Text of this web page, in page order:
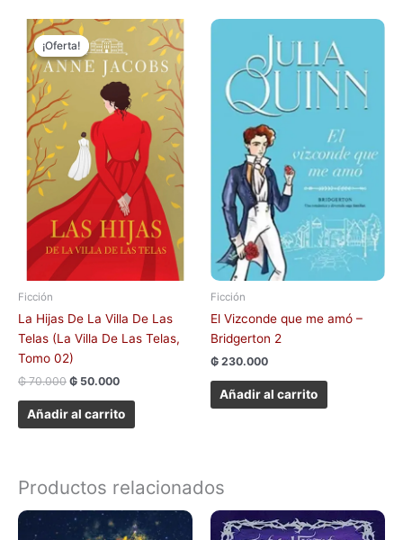
¡Oferta!
¡Oferta!
Ficción
La Hijas De La Villa De Las
Telas (La Villa De Las Telas,
Tomo 02)
₲70.000
El
precio
original
era:
₲ 70.000.
₲ 50.000
precio
actual
es:
₲ 50.000.
Añadir al carrito
Ficción
El Vizconde que me amó –
Bridgerton 2
₲ 230.000
Añadir al carrito
Productos relacionados